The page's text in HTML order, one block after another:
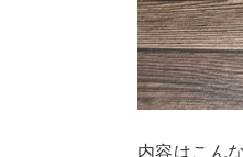
内容はこん